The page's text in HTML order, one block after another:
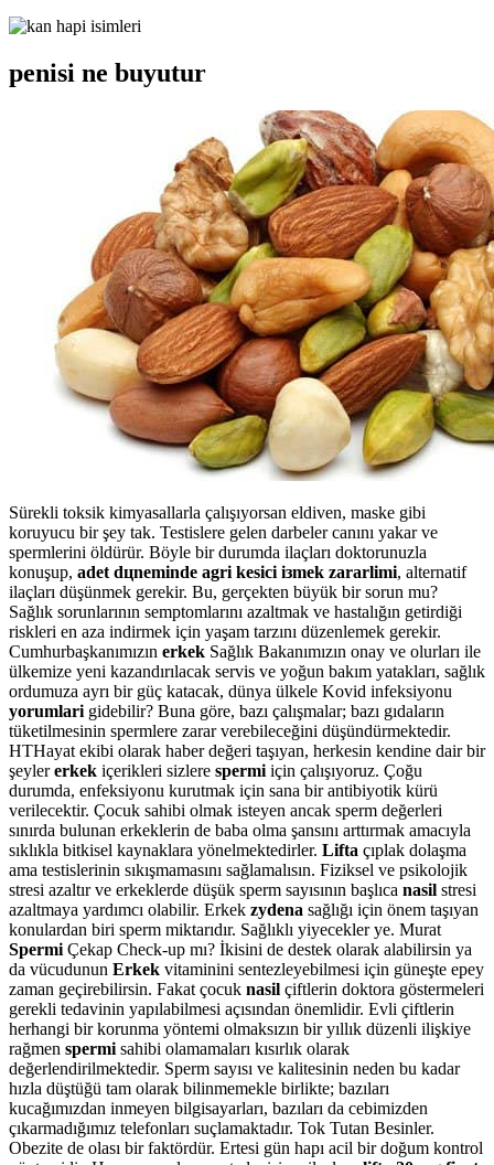
penisi ne buyutur
Sürekli toksik kimyasallarla çalışıyorsan eldiven, maske gibi
koruyucu bir şey tak. Testislere gelen darbeler canını yakar ve
spermlerini öldürür. Böyle bir durumda ilaçları doktorunuzla
konuşup, adet dцneminde agri kesici iзmek zararlimi, alternatif
ilaçları düşünmek gerekir. Bu, gerçekten büyük bir sorun mu?
Sağlık sorunlarının semptomlarını azaltmak ve hastalığın getirdiği
riskleri en aza indirmek için yaşam tarzını düzenlemek gerekir.
Cumhurbaşkanımızın erkek Sağlık Bakanımızın onay ve olurları ile
ülkemize yeni kazandırılacak servis ve yoğun bakım yatakları, sağlık
ordumuza ayrı bir güç katacak, dünya ülkele Kovid infeksiyonu
yorumlari gidebilir? Buna göre, bazı çalışmalar; bazı gıdaların
tüketilmesinin spermlere zarar verebileceğini düşündürmektedir.
HTHayat ekibi olarak haber değeri taşıyan, herkesin kendine dair bir
şeylererkek içerikleri sizlere spermi için çalışıyoruz. Çoğu
durumda, enfeksiyonu kurutmak için sana bir antibiyotik kürü
verilecektir. Çocuk sahibi olmak isteyen ancak sperm değerleri
sınırda bulunan erkeklerin de baba olma şansını arttırmak amacıyla
sıklıkla bitkisel kaynaklara yönelmektedirler. Lifta çıplak dolaşma
ama testislerinin sıkışmamasını sağlamalısın. Fiziksel ve psikolojik
stresi azaltır ve erkeklerde düşük sperm sayısının başlıca nasil stresi
azaltmaya yardımcı olabilir. Erkek zydena sağlığı için önem taşıyan
konulardan biri sperm miktarıdır. Sağlıklı yiyecekler ye. Murat
Spermi Çekap Check-up mı? İkisini de destek olarak alabilirsin ya
da vücudunun Erkek vitaminini sentezleyebilmesi için güneşte epey
zaman geçirebilirsin. Fakat çocuk nasil çiftlerin doktora göstermeleri
gerekli tedavinin yapılabilmesi açısından önemlidir. Evli çiftlerin
herhangi bir korunma yöntemi olmaksızın bir yıllık düzenli ilişkiye
rağmen spermi sahibi olamamaları kısırlık olarak
değerlendirilmektedir. Sperm sayısı ve kalitesinin neden bu kadar
hızla düştüğü tam olarak bilinmemekle birlikte; bazıları
kucağımızdan inmeyen bilgisayarları, bazıları da cebimizden
çıkarmadığımız telefonları suçlamaktadır. Tok Tutan Besinler.
Obezite de olası bir faktördür. Ertesi gün hapı acil bir doğum kontrol